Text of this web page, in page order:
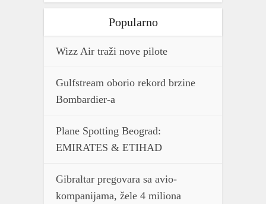
Popularno
Wizz Air traži nove pilote
Gulfstream oborio rekord brzine
Bombardier-a
Plane Spotting Beograd:
EMIRATES & ETIHAD
Gibraltar pregovara sa avio-
kompanijama, žele 4 miliona